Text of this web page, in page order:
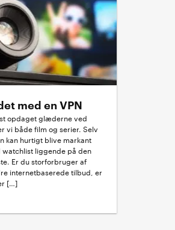
med en VPN
opdaget glæderne ved
vi både film og serier. Selv
kan hurtigt blive markant
watchlist liggende på den
Er du storforbruger af
internetbaserede tilbud, er
[…]